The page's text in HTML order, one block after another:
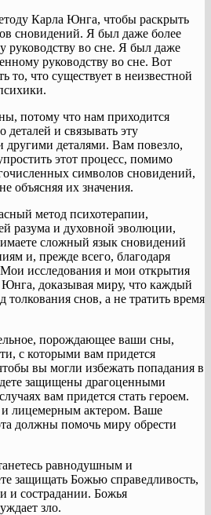
Карла Юнга, чтобы раскрыть
сновидений. Я был даже более
руководству во сне. Я был даже
руководству во сне. Вот
то, что существует в неизвестной
потому что нам приходится
деталей и связывать эту
деталями. Вам повезло,
этот процесс, помимо
символов сновидений,
объясняя их значения.
метод психотерапии,
разума и духовной эволюции,
сложный язык сновидений
и, прежде всего, благодаря
исследования и мои открытия
доказывая миру, что каждый
толкования снов, а не тратить время
порождающее ваши сны,
с которыми вам придется
вы могли избежать попадания в
защищены драгоценными
вам придется стать героем.
лицемерным актером. Ваше
должны помочь миру обрести
равнодушным и
защищать Божью справедливость,
и сострадании. Божья
зло.